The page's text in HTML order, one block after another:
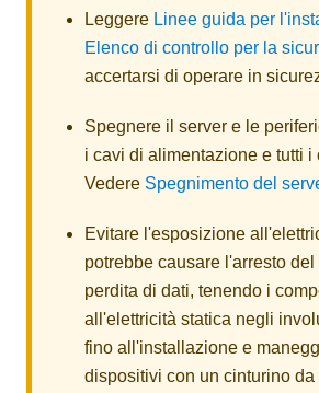
Leggere Linee guida per
Elenco di controllo per la
accertarsi di operare in
Spegnere il server e le
i cavi di alimentazione e tutti i
Vedere Spegnimento del
Evitare l'esposizione
potrebbe causare l'arresto del
perdita di dati, tenendo i
all'elettricità statica negli
fino all'installazione e
dispositivi con un cinturino da